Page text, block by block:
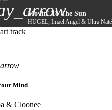
Movin' To The Sun
HUGEL, Imael Angel & Ultra Naté
Mind
& Cloonee